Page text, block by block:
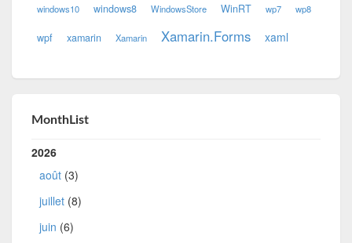
windows10 windows8 WindowsStore WinRT wp7 wp8
wpf xamarin Xamarin Xamarin.Forms xaml
MonthList
2026
août (3)
juillet (8)
juin (6)